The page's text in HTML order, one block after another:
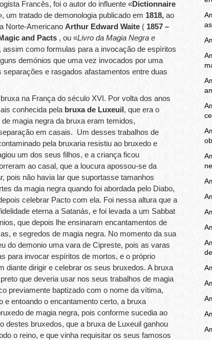
Francês, foi o autor do influente «Dictionnaire
um tratado de demonologia publicado em 1818, ao
Norte-Americano Arthur Edward Waite ( 1857 –
and Pacts , ou «Livro da Magia Negra e
como formulas para a invocação de espíritos
demónios que uma vez invocados por uma
e rasgados afastamentos entre duas
na França do século XVI. Por volta dos anos
conhecida pela bruxa de Luxeuil, que era o
magia negra da bruxa eram temidos,
em casais. Um desses trabalhos de
pela bruxaria resistiu ao bruxedo e
um dos seus filhos, e a criança ficou
ao casal, que a loucura apossou-se da
pois não havia lar que suportasse tamanhos
da magia negra quando foi abordada pelo Diabo,
celebrar Pacto com ela. Foi nessa altura que a
eterna a Satanás, e foi levada a um Sabbat
que depois lhe ensinaram encantamentos de
e segredos de magia negra. No momento da sua
do demonio uma vara de Cipreste, pois as varas
para invocar espíritos de mortos, e o próprio
diante dirigir e celebrar os seus bruxedos. A bruxa
que deveria usar nos seus trabalhos de magia
previamente baptizado com o nome da vítima,
e entoando o encantamento certo, a bruxa
de magia negra, pois conforme sucedia ao
destes bruxedos, que a bruxa de Luxeuil ganhou
o reino, e que vinha requisitar os seus famosos